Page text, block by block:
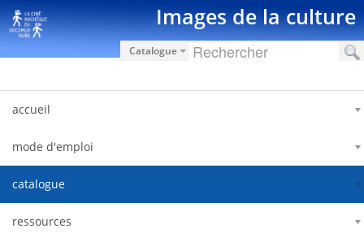
Saut au contenu Images de la culture
Catalogue
accueil
mode d'emploi
catalogue
ressources